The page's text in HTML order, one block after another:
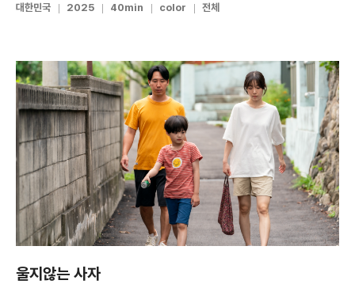
대한민국 2025 40min color 전체
울지않는 사자